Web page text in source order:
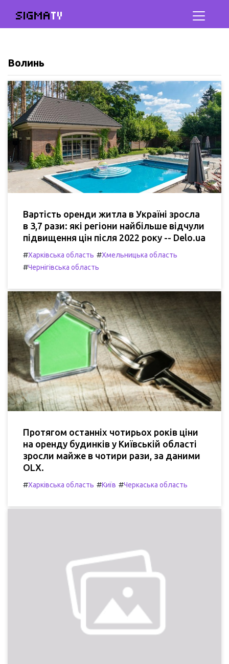
SIGMATV
Волинь
Вартість оренди житла в Україні зросла
в 3,7 рази: які регіони найбільше відчули
підвищення цін після 2022 року -- Delo.ua
#Харківська область #Хмельницька область
#Чернігівська область
Протягом останніх чотирьох років ціни
на оренду будинків у Київській області
зросли майже в чотири рази, за даними
OLX.
#Харківська область #Київ #Черкаська область